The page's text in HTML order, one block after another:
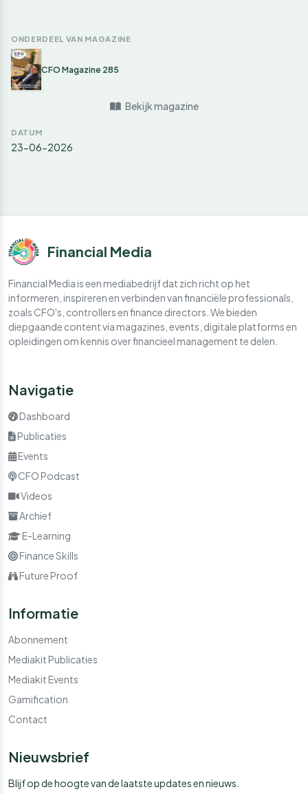
ONDERDEEL VAN MAGAZINE
CFO Magazine 285
Bekijk magazine
DATUM
23-06-2026
Financial Media
Financial Media is een mediabedrijf dat zich richt op het
informeren, inspireren en verbinden van financiële professionals,
zoals CFO's, controllers en finance directors. We bieden
diepgaande content via magazines, events, digitale platforms en
opleidingen om kennis over financieel management te delen.
Navigatie
Dashboard
Publicaties
Events
CFO Podcast
Videos
Archief
E-Learning
Finance Skills
Future Proof
Informatie
Abonnement
Mediakit Publicaties
Mediakit Events
Gamification
Contact
Nieuwsbrief
Blijf op de hoogte van de laatste updates en nieuws.